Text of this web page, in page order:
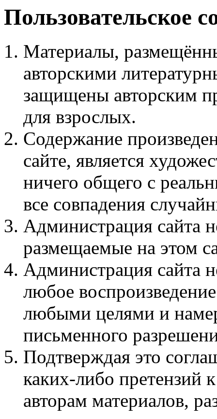
Пользовательское
Материалы,
авторскими
защищены авторским
для взрослых.
Содержание
сайте, является
ничего общего с
все совпадения
Администрация сайта
размещаемые на этом
Администрация сайта
любое
любыми целями и
письменного
Подтверждая это
каких-либо претензий
авторам материалов,